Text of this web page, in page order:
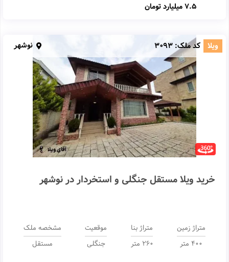
7.5 میلیارد تومان
ویلا کد ملک: 3093 نوشهر
خرید ویلا مستقل جنگلی و استخردار در نوشهر
متراژ زمین
400 متر
متراژ بنا
260 متر
موقعیت
جنگلی
مشخصه ملک
مستقل